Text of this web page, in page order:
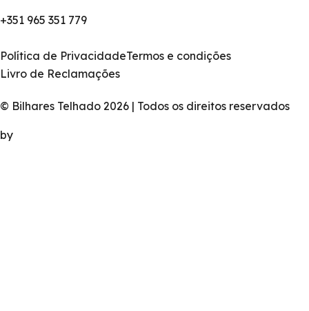
+351 965 351 779
Política de PrivacidadeTermos e condições
Livro de Reclamações
© Bilhares Telhado 2026 | Todos os direitos reservados
by